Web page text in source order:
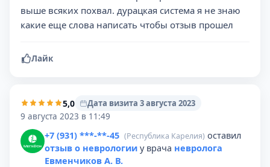
выше всяких похвал. дурацкая система я не знаю
какие еще слова написать чтобы отзыв прошел
Лайк
5,0
Дата визита 3 августа 2023
9 августа 2023 в 11:49
+7 (931) ***-**-45 (Республика Карелия) оставил
отзыв о неврологии у врача невролога
Евменчиков А. В.